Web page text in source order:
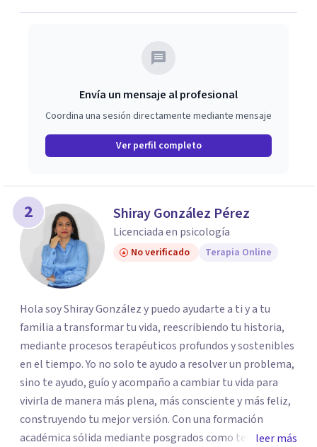
Envía un mensaje al profesional
Coordina una sesión directamente mediante mensaje
Ver perfil completo
2 Shiray González Pérez
Licenciada en psicología
No verificado Terapia Online
Hola soy Shiray González y puedo ayudarte a ti y a tu
familia a transformar tu vida, reescribiendo tu historia,
mediante procesos terapéuticos profundos y sostenibles
en el tiempo. Yo no solo te ayudo a resolver un problema,
sino te ayudo, guío y acompaño a cambiar tu vida para
vivirla de manera más plena, más consciente y más feliz,
construyendo tu mejor versión. Con una formación
académica sólida mediante posgrados como terapeuta
leer más